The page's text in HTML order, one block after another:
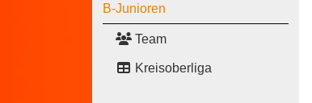
B-Junioren
Team
Kreisoberliga